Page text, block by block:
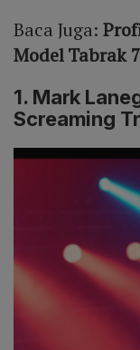
Baca Juga:
Model Tabrak
1. Mark
Screaming